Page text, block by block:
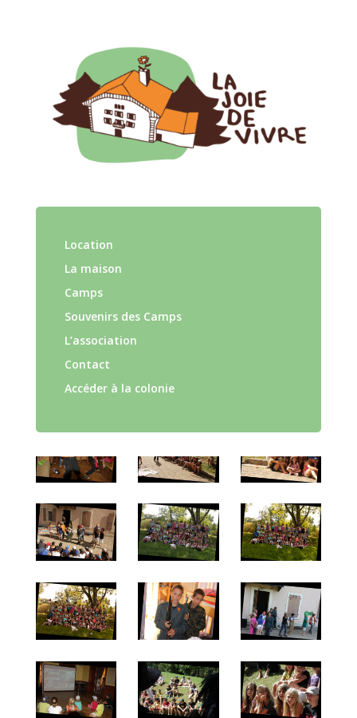
Location
La maison
Camps
Souvenirs des Camps
L’association
Contact
Accéder à la colonie
Camp C – 2012